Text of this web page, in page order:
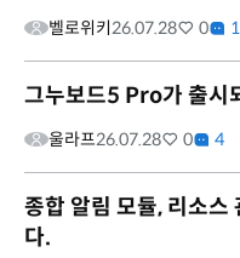
벨로위키26.07.28 0 1
그누보드5 Pro가 출시
울라프26.07.28 0 4
종합 알림 모듈, 리소스
다.